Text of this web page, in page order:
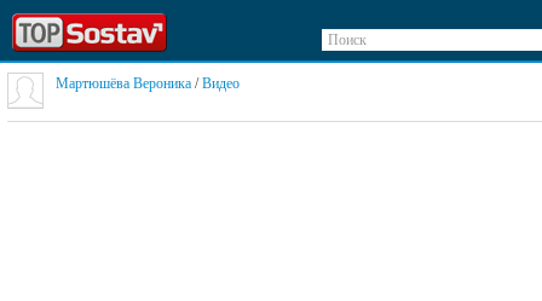
Поиск
Мартюшёва Вероника /Видео